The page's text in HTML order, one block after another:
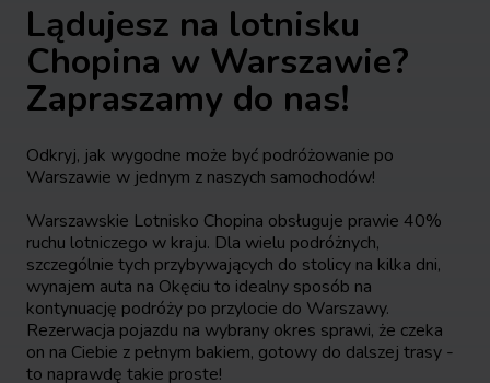
Lądujesz na lotnisku
Chopina w Warszawie?
Zapraszamy do nas!
Odkryj, jak wygodne może być podróżowanie po
Warszawie w jednym z naszych samochodów!
Warszawskie Lotnisko Chopina obsługuje prawie 40%
ruchu lotniczego w kraju. Dla wielu podróżnych,
szczególnie tych przybywających do stolicy na kilka dni,
wynajem auta na Okęciu to idealny sposób na
kontynuację podróży po przylocie do Warszawy.
Rezerwacja pojazdu na wybrany okres sprawi, że czeka
on na Ciebie z pełnym bakiem, gotowy do dalszej trasy -
to naprawdę takie proste!